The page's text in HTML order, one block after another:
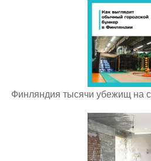
Финляндия тысячи убежищ на